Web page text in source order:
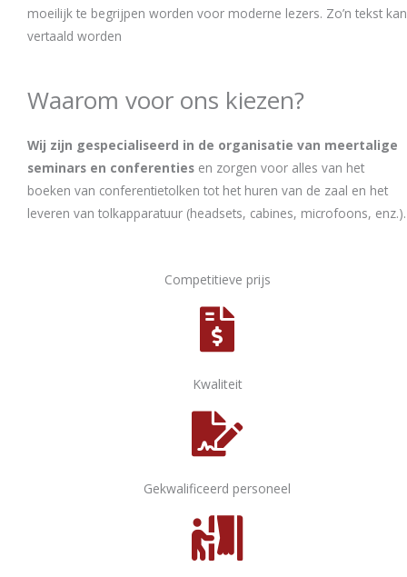
moeilijk te begrijpen worden voor moderne lezers. Zo’n tekst kan
vertaald worden
Waarom voor ons kiezen?
Wij zijn gespecialiseerd in de organisatie van meertalige
seminars en conferenties en zorgen voor alles van het
boeken van conferentietolken tot het huren van de zaal en het
leveren van tolkapparatuur (headsets, cabines, microfoons, enz.).
Competitieve prijs
Kwaliteit
Gekwalificeerd personeel